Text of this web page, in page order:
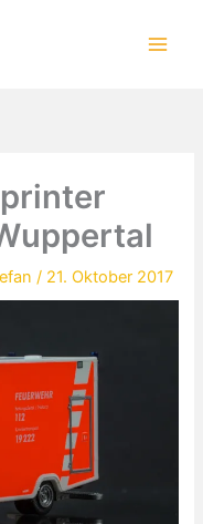
/ 21. Oktober 2017